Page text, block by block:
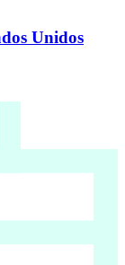
Unidos